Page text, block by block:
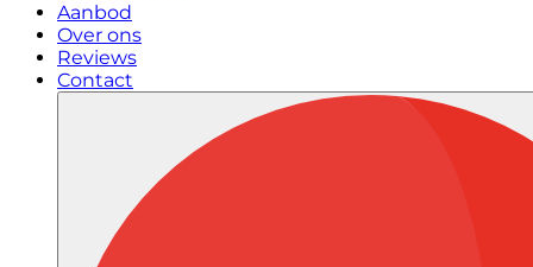
Aanbod
Over ons
Reviews
Contact